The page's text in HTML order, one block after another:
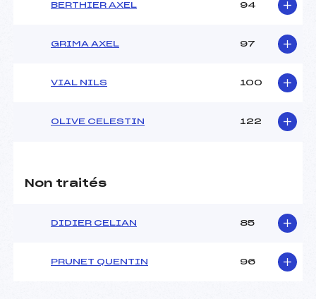
BERTHIER AXEL 94
GRIMA AXEL 97
VIAL NILS 100
OLIVE CELESTIN 122
Non traités
DIDIER CELIAN 85
PRUNET QUENTIN 96